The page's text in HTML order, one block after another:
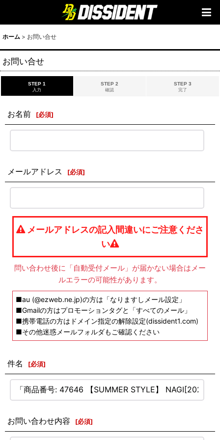
ホーム > お問い合せ
お問い合せ
STEP 1
入力
STEP 2
確認
STEP 3
完了
お名前 [必須]
メールアドレス [必須]
メールアドレスの記入間違いにご注意くださ
い
問い合わせ後に「自動受付メール」が届かない場合はメー
ルエラーの可能性があります。
■au (@ezweb.ne.jp)の方は「なりますしメール設定」
■Gmailの方はプロモーションタグと「すべてのメール」
■携帯電話の方はドメイン指定の解除設定(dissident1.com)
■その他迷惑メールフォルダもご確認ください
件名 [必須]
お問い合わせ内容 [必須]